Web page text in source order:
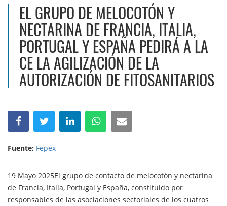
EL GRUPO DE MELOCOTÓN Y
NECTARINA DE FRANCIA, ITALIA,
PORTUGAL Y ESPAÑA PEDIRÁ A LA
CE LA AGILIZACIÓN DE LA
AUTORIZACIÓN DE FITOSANITARIOS
Fuente: Fepex
19 Mayo 2025El grupo de contacto de melocotón y nectarina
de Francia, Italia, Portugal y España, constituido por
responsables de las asociaciones sectoriales de los cuatros